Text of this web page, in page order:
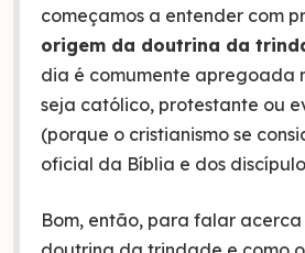
começamos a entender com
origem da doutrina da
dia é comumente apregoada
seja católico, protestante ou
(porque o cristianismo se
oficial da Bíblia e dos
Bom, então, para falar